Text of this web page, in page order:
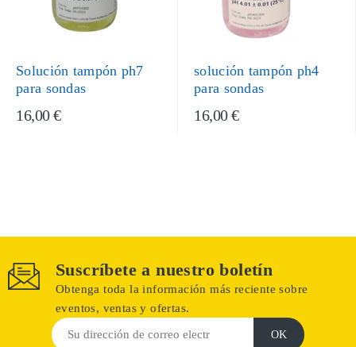
Solución tampón ph7
para sondas
16,00 €
solución tampón ph4
para sondas
16,00 €
Suscríbete a nuestro boletín
Obtenga toda la información más reciente sobre
eventos, ventas y ofertas.